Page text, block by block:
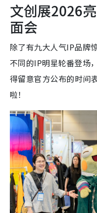
文创展2026
面会
除了有九大人气IP品牌
不同的IP明星轮番登场
得留意官方公布的时间
啦！